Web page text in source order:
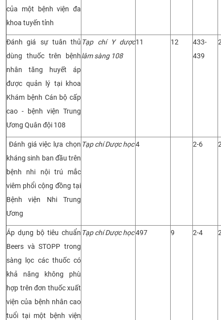
của một bệnh viện đa
khoa tuyến tỉnh
Đánh giá sự tuân thủ
dùng thuốc trên bệnh
nhân tăng huyết áp
được quản lý tại khoa
Khám bệnh Cán bộ cấp
cao - bệnh viện Trung
Ương Quân đội 108
Tạp chí Y dược
lâm sàng 108
11 12
433-
439
Đánh giá việc lựa chọn
kháng sinh ban đầu trên
bệnh nhi nội trú mắc
viêm phổi cộng đồng tại
Bệnh viện Nhi Trung
Ương
Tạp chí Dược học4 2-6
Áp dụng bộ tiêu chuẩn
Beers và STOPP trong
sàng lọc các thuốc có
khả năng không phù
hợp trên đơn thuốc xuất
viện của bệnh nhân cao
tuổi tại một bệnh viện
Tạp chí Dược học497 9 2-4